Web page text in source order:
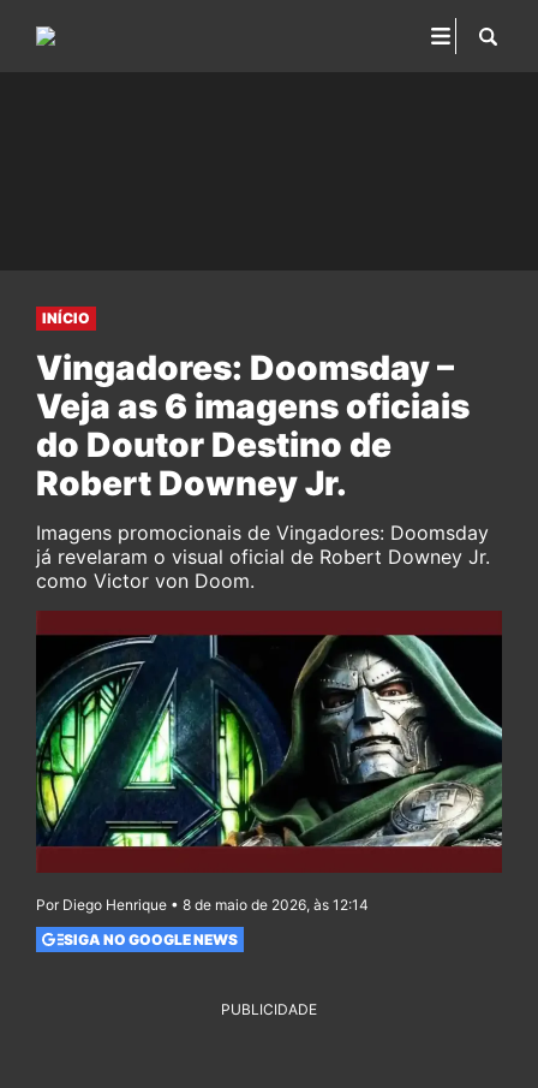
INÍCIO
Vingadores: Doomsday –
Veja as 6 imagens oficiais
do Doutor Destino de
Robert Downey Jr.
Imagens promocionais de Vingadores: Doomsday
já revelaram o visual oficial de Robert Downey Jr.
como Victor von Doom.
Por Diego Henrique • 8 de maio de 2026, às 12:14
SIGA NO GOOGLE NEWS
PUBLICIDADE